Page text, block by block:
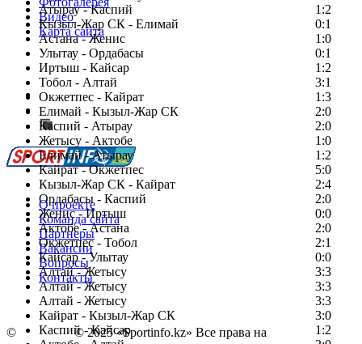
Атырау - Каспий
1:2
Кызыл-Жар СК - Елимай
0:1
Астана - Женис
1:0
Улытау - Ордабасы
0:1
Иртыш - Кайсар
1:2
Тобол - Алтай
3:1
Окжетпес - Кайрат
1:3
Елимай - Кызыл-Жар СК
2:0
Каспий - Атырау
2:0
Жетысу - Актобе
1:0
Елимай - Атырау
1:2
Кайрат - Окжетпес
5:0
Кызыл-Жар СК - Кайрат
2:4
Ордабасы - Каспий
2:0
Женис - Иртыш
0:0
Актобе - Астана
2:0
Окжетпес - Тобол
2:1
Кайсар - Улытау
0:0
Алтай - Жетысу
3:3
Алтай - Жетысу
3:3
Алтай - Жетысу
3:3
Кайрат - Кызыл-Жар СК
3:0
Каспий - Кайсар
1:2
Видео
Карта сайта
Есть идея?
Сообщить о мероприятии
Перейти на старый сайт
О проекте
Команда сайта
Партнеры
Вакансии
Вопросы
Контакты
© Copyright© 2025 «Sportinfo.kz» Все права на